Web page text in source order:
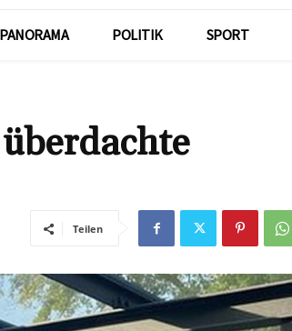
PANORAMA POLITIK SPORT
Teilen